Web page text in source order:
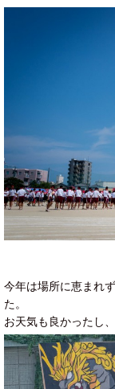
今年は場所に恵まれ
た。
お天気も良かったし